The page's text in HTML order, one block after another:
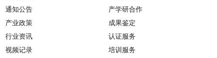
通知公告
产业政策
行业资讯
视频记录
产学研合作
成果鉴定
认证服务
培训服务